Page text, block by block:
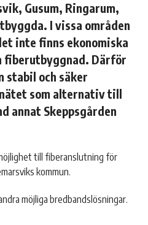
Gusum, Ringarum,
I vissa områden
inte finns ekonomiska
Därför
stabil och säker
som alternativ till
annat Skeppsgården
till fiberanslutning för
kommun.
möjliga bredbandslösningar.